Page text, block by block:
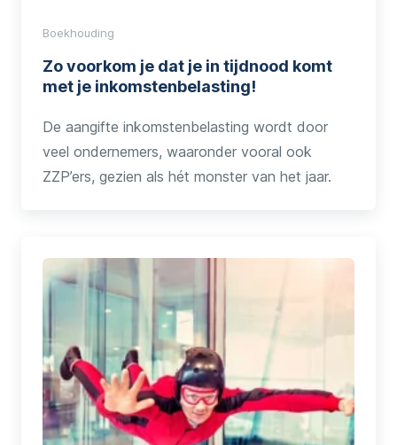
Boekhouding
Zo voorkom je dat je in tijdnood komt
met je inkomstenbelasting!
De aangifte inkomstenbelasting wordt door
veel ondernemers, waaronder vooral ook
ZZP’ers, gezien als hét monster van het jaar.